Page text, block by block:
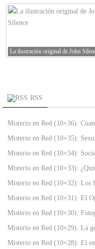
La ilustración original de John
RSS
Misterio en Red (10×36):
Misterio en Red (10×35):
Misterio en Red (10×34):
Misterio en Red (10×33):
Misterio en Red (10×32): Los
Misterio en Red (10×31): El
Misterio en Red (10×30):
Misterio en Red (10×29): La
Misterio en Red (10×28): El